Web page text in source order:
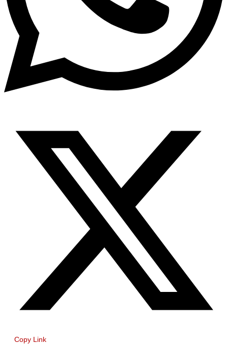
Copy Link